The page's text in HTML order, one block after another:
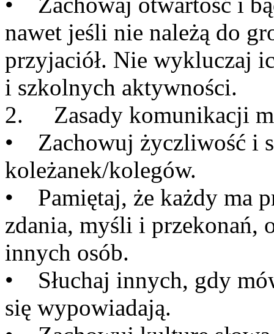
nawet jeśli nie należą do
przyjaciół. Nie wykluczaj
i szkolnych aktywności.
2. Zasady komunikacji
• Zachowuj życzliwość i
koleżanek/kolegów.
• Pamiętaj, że każdy ma
zdania, myśli i przekonań,
innych osób.
• Słuchaj innych, gdy
się wypowiadają.